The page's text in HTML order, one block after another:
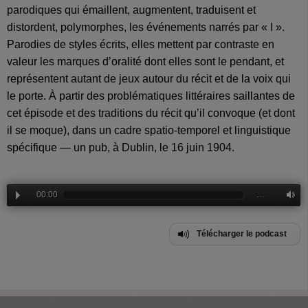
parodiques qui émaillent, augmentent, traduisent et
distordent, polymorphes, les événements narrés par « I ».
Parodies de styles écrits, elles mettent par contraste en
valeur les marques d’oralité dont elles sont le pendant, et
représentent autant de jeux autour du récit et de la voix qui
le porte. À partir des problématiques littéraires saillantes de
cet épisode et des traditions du récit qu’il convoque (et dont
il se moque), dans un cadre spatio-temporel et linguistique
spécifique — un pub, à Dublin, le 16 juin 1904.
00:00 …
Télécharger le podcast